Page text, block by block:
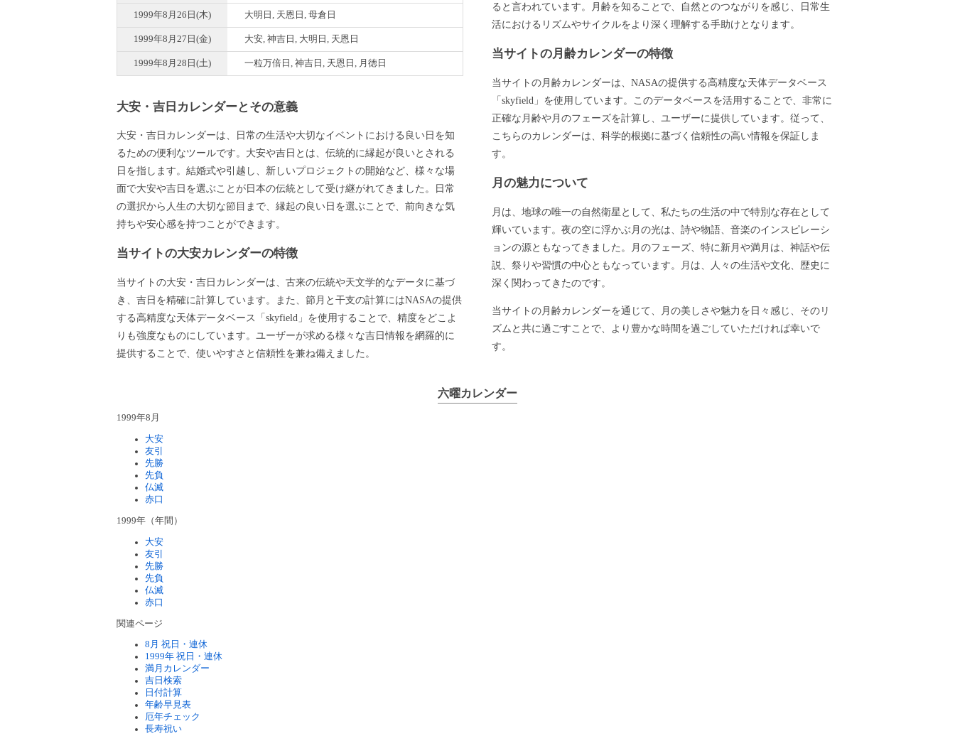
1999年8月26日(木) 大明日, 天恩日, 母倉日
1999年8月27日(金) 大安, 神吉日, 大明日, 天恩日
1999年8月28日(土) 一粒万倍日, 神吉日, 天恩日, 月徳日
大安・吉日カレンダーとその意義
大安・吉日カレンダーは、日常の生活や大切なイベントにおける良い日を知
るための便利なツールです。大安や吉日とは、伝統的に縁起が良いとされる
日を指します。結婚式や引越し、新しいプロジェクトの開始など、様々な場
面で大安や吉日を選ぶことが日本の伝統として受け継がれてきました。日常
の選択から人生の大切な節目まで、縁起の良い日を選ぶことで、前向きな気
持ちや安心感を持つことができます。
当サイトの大安カレンダーの特徴
当サイトの大安・吉日カレンダーは、古来の伝統や天文学的なデータに基づ
き、吉日を精確に計算しています。また、節月と干支の計算にはNASAの提供
する高精度な天体データベース「skyfield」を使用することで、精度をどこよ
りも強度なものにしています。ユーザーが求める様々な吉日情報を網羅的に
提供することで、使いやすさと信頼性を兼ね備えました。
ると言われています。月齢を知ることで、自然とのつながりを感じ、日常生
活におけるリズムやサイクルをより深く理解する手助けとなります。
当サイトの月齢カレンダーの特徴
当サイトの月齢カレンダーは、NASAの提供する高精度な天体データベース
「skyfield」を使用しています。このデータベースを活用することで、非常に
正確な月齢や月のフェーズを計算し、ユーザーに提供しています。従って、
こちらのカレンダーは、科学的根拠に基づく信頼性の高い情報を保証しま
す。
月の魅力について
月は、地球の唯一の自然衛星として、私たちの生活の中で特別な存在として
輝いています。夜の空に浮かぶ月の光は、詩や物語、音楽のインスピレーシ
ョンの源ともなってきました。月のフェーズ、特に新月や満月は、神話や伝
説、祭りや習慣の中心ともなっています。月は、人々の生活や文化、歴史に
深く関わってきたのです。
当サイトの月齢カレンダーを通じて、月の美しさや魅力を日々感じ、そのリ
ズムと共に過ごすことで、より豊かな時間を過ごしていただければ幸いで
す。
六曜カレンダー
1999年8月
大安
友引
先勝
先負
仏滅
赤口
1999年（年間）
大安
友引
先勝
先負
仏滅
赤口
関連ページ
8月 祝日・連休
1999年 祝日・連休
満月カレンダー
吉日検索
日付計算
年齢早見表
厄年チェック
長寿祝い